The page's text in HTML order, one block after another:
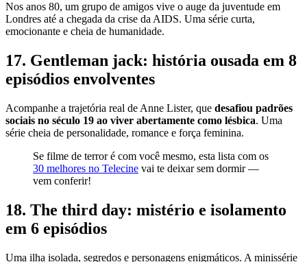
Nos anos 80, um grupo de amigos vive o auge da juventude em
Londres até a chegada da crise da AIDS. Uma série curta,
emocionante e cheia de humanidade.
17. Gentleman jack: história ousada em 8
episódios envolventes
Acompanhe a trajetória real de Anne Lister, que desafiou padrões
sociais no século 19 ao viver abertamente como lésbica. Uma
série cheia de personalidade, romance e força feminina.
Se filme de terror é com você mesmo, esta lista com os
30 melhores no Telecine vai te deixar sem dormir —
vem conferir!
18. The third day: mistério e isolamento
em 6 episódios
Uma ilha isolada, segredos e personagens enigmáticos. A minissérie